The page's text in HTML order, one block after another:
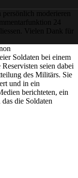
moderieren
24
Vielen Dank für
Soldaten bei einem
seien dabei
des Militärs. Sie
und in ein
berichteten, ein
die Soldaten